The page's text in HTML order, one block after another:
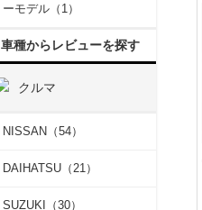
ーモデル（1）
車種からレビューを探す
クルマ
NISSAN（54）
DAIHATSU（21）
SUZUKI（30）